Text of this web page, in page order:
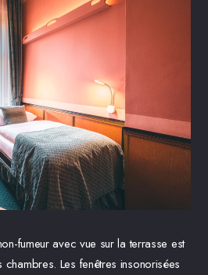
fumeur avec vue sur la terrasse est
Les fenêtres insonorisées